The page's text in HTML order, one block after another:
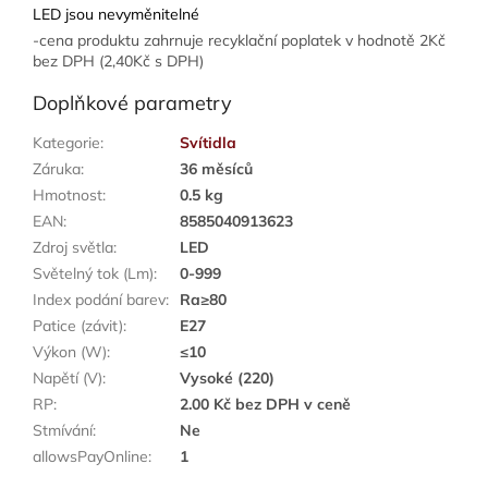
LED jsou nevyměnitelné
-cena produktu zahrnuje recyklační poplatek v hodnotě 2Kč
bez DPH (2,40Kč s DPH)
Doplňkové parametry
Kategorie:
Svítidla
Záruka:
36 měsíců
Hmotnost:
0.5 kg
EAN:
8585040913623
Zdroj světla:
LED
Světelný tok (Lm):
0-999
Index podání barev:
Ra≥80
Patice (závit):
E27
Výkon (W):
≤10
Napětí (V):
Vysoké (220)
RP:
2.00 Kč bez DPH v ceně
Stmívání:
Ne
allowsPayOnline: 1